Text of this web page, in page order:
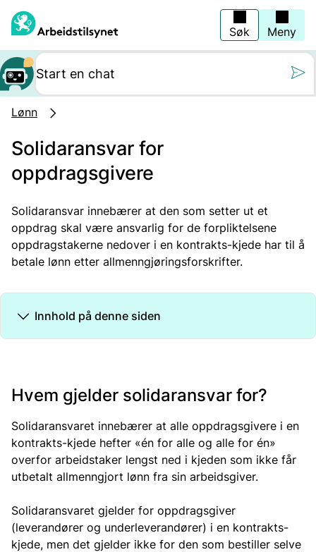
hovedinnhold
Søk Meny
Lønn
Solidaransvar for
oppdragsgivere
Solidaransvar innebærer at den som setter ut et
oppdrag skal være ansvarlig for de forpliktelsene
oppdragstakerne nedover i en kontrakts-kjede har til å
betale lønn etter allmenngjøringsforskrifter.
Innhold på denne siden
Hvem gjelder solidaransvar for?
Solidaransvaret innebærer at alle oppdragsgivere i en
kontrakts-kjede hefter «én for alle og alle for én»
overfor arbeidstaker lengst ned i kjeden som ikke får
utbetalt allmenngjort lønn fra sin arbeidsgiver.
Solidaransvaret gjelder for oppdragsgiver
(leverandører og underleverandører) i en kontrakts-
kjede, men det gjelder ikke for den som bestiller selve